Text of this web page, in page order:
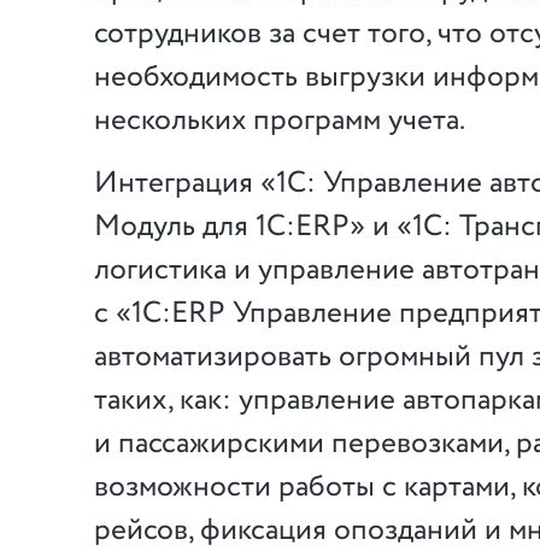
сотрудников за счет того, что
необходимость выгрузки
нескольких программ учета.
Интеграция «1С: Управление
Модуль для 1С:ERP» и «1С:
логистика и управление
с «1С:ERP Управление
автоматизировать огромный пул
таких, как: управление
и пассажирскими перевозками,
возможности работы с картами,
рейсов, фиксация опозданий и